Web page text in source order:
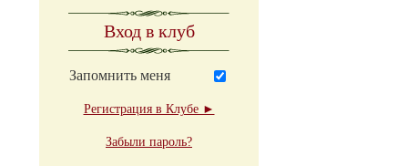
Вход в клуб
Запомнить меня
Регистрация в Клубе ►
Забыли пароль?